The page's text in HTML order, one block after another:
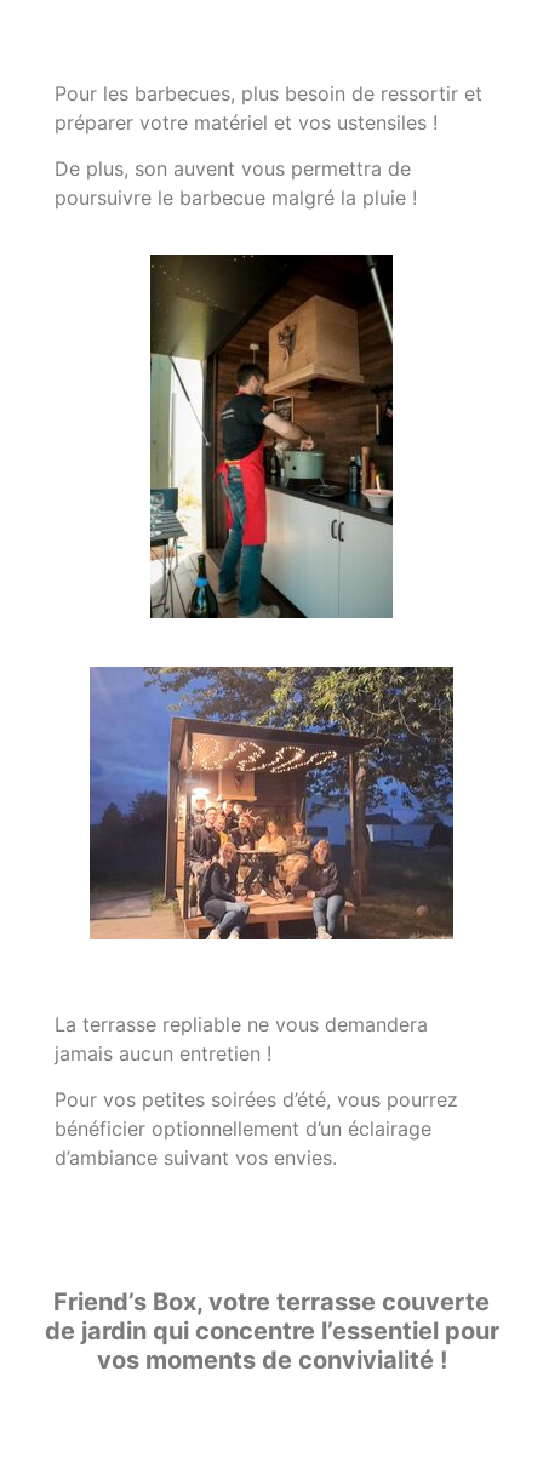
Pour les barbecues, plus besoin de ressortir et
préparer votre matériel et vos ustensiles !
De plus, son auvent vous permettra de
poursuivre le barbecue malgré la pluie !
La terrasse repliable ne vous demandera
jamais aucun entretien !
Pour vos petites soirées d’été, vous pourrez
bénéficier optionnellement d’un éclairage
d’ambiance suivant vos envies.
Friend’s Box, votre terrasse couverte
de jardin qui concentre l’essentiel pour
vos moments de convivialité !